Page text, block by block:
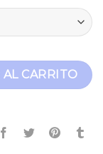
CARRITO